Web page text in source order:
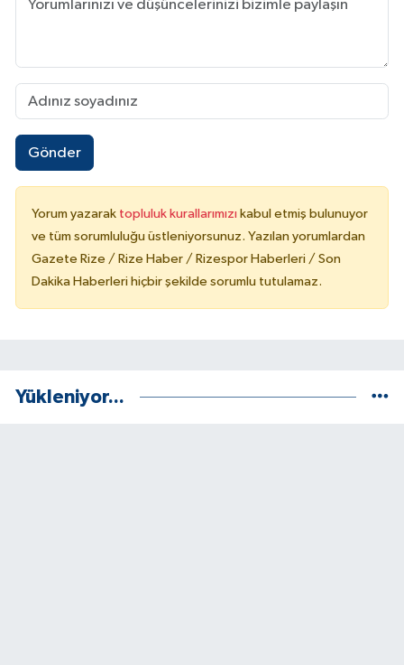
Gönder
Yorum yazarak topluluk kurallarımızı kabul etmiş bulunuyor
ve tüm sorumluluğu üstleniyorsunuz. Yazılan yorumlardan
Gazete Rize / Rize Haber / Rizespor Haberleri / Son
Dakika Haberleri hiçbir şekilde sorumlu tutulamaz.
Yükleniyor...